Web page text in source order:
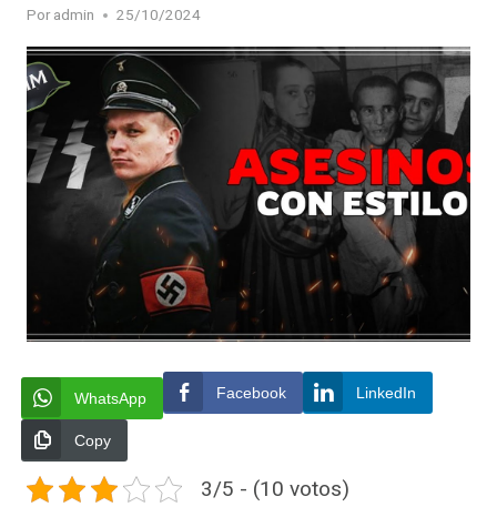
Por admin 25/10/2024
WhatsApp Facebook LinkedIn
Copy
3/5 - (10 votos)